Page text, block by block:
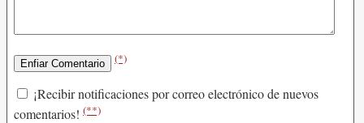
(*)
¡Recibir notificaciones por correo electrónico de nuevos
comentarios! (**)